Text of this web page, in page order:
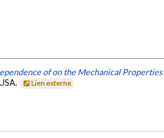
of on the Mechanical
Lien externe